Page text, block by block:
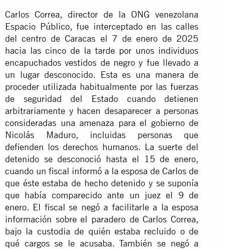
Carlos Correa, director de la ONG venezolana
Espacio Público, fue interceptado en las calles
del centro de Caracas el 7 de enero de 2025
hacia las cinco de la tarde por unos individuos
encapuchados vestidos de negro y fue llevado a
un lugar desconocido. Esta es una manera de
proceder utilizada habitualmente por las fuerzas
de seguridad del Estado cuando detienen
arbitrariamente y hacen desaparecer a personas
consideradas una amenaza para el gobierno de
Nicolás Maduro, incluidas personas que
defienden los derechos humanos. La suerte del
detenido se desconoció hasta el 15 de enero,
cuando un fiscal informó a la esposa de Carlos de
que éste estaba de hecho detenido y se suponía
que había comparecido ante un juez el 9 de
enero. El fiscal se negó a facilitarle a la esposa
información sobre el paradero de Carlos Correa,
bajo la custodia de quién estaba recluido o de
qué cargos se le acusaba. También se negó a